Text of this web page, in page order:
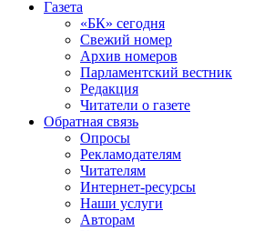
Газета
«БК» сегодня
Свежий номер
Архив номеров
Парламентский вестник
Редакция
Читатели о газете
Обратная связь
Опросы
Рекламодателям
Читателям
Интернет-ресурсы
Наши услуги
Авторам